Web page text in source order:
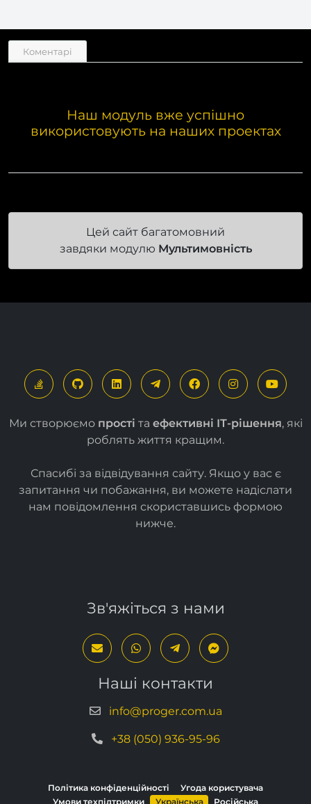
Коментарі
Наш модуль вже успішно
використовують на наших проектах
Цей сайт багатомовний
завдяки модулю Мультимовність
Ми створюємо прості та ефективні ІТ-рішення, які
роблять життя кращим.
Спасибі за відвідування сайту. Якщо у вас є
запитання чи побажання, ви можете надіслати
нам повідомлення скориставшись формою
нижче.
Зв'яжіться з нами
Наші контакти
info@proger.com.ua
+38 (050) 936-95-96
Політика конфіденційності
Угода користувача
Умови техпідтримки
Українська Російська